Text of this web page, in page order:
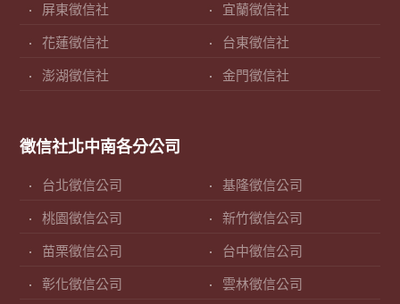
屏東徵信社 宜蘭徵信社
花蓮徵信社 台東徵信社
澎湖徵信社 金門徵信社
徵信社北中南各分公司
台北徵信公司 基隆徵信公司
桃園徵信公司 新竹徵信公司
苗栗徵信公司 台中徵信公司
彰化徵信公司 雲林徵信公司